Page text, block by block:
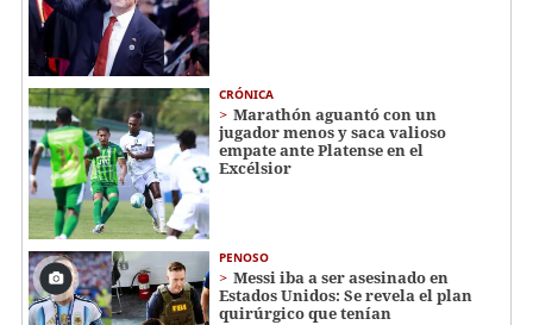
CRÓNICA
Marathón aguantó con un
jugador menos y saca valioso
empate ante Platense en el
Excélsior
PENOSO
Messi iba a ser asesinado en
Estados Unidos: Se revela el plan
quirúrgico que tenían